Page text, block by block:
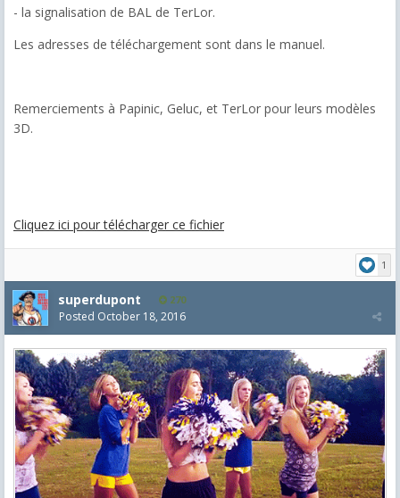
- la signalisation de BAL de TerLor.
Les adresses de téléchargement sont dans le manuel.
Remerciements à Papinic, Geluc, et TerLor pour leurs modèles
3D.
Cliquez ici pour télécharger ce fichier
1
superdupont 270
Posted October 18, 2016